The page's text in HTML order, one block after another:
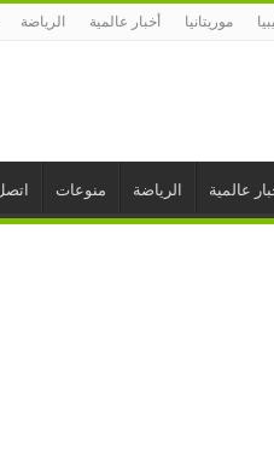
موريتانيا أخبار عالمية الرياضة
عالمية الرياضة منوعات